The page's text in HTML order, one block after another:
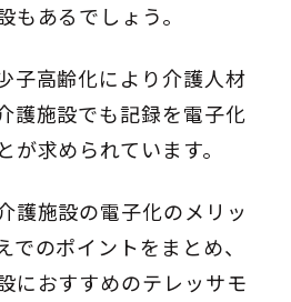
もあるでしょう。
子高齢化により介護人材
護施設でも記録を電子化
が求められています。
護施設の電子化のメリッ
でのポイントをまとめ、
におすすめのテレッサモ